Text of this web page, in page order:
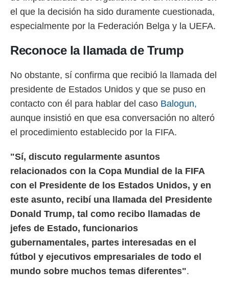
utilizar
crear un
uso de
contenido
medir el
el
o a través
de
de
con el
e
mediante
el que la decisión ha sido duramente cuestionada,
especialmente por la Federación Belga y la UEFA.
Reconoce la llamada de Trump
No obstante, sí confirma que recibió la llamada del
presidente de Estados Unidos y que se puso en
contacto con él para hablar del caso Balogun,
aunque insistió en que esa conversación no alteró
el procedimiento establecido por la FIFA.
"Sí, discuto regularmente asuntos
relacionados con la Copa Mundial de la FIFA
con el Presidente de los Estados Unidos, y en
este asunto, recibí una llamada del Presidente
Donald Trump, tal como recibo llamadas de
jefes de Estado, funcionarios
gubernamentales, partes interesadas en el
fútbol y ejecutivos empresariales de todo el
mundo sobre muchos temas diferentes".